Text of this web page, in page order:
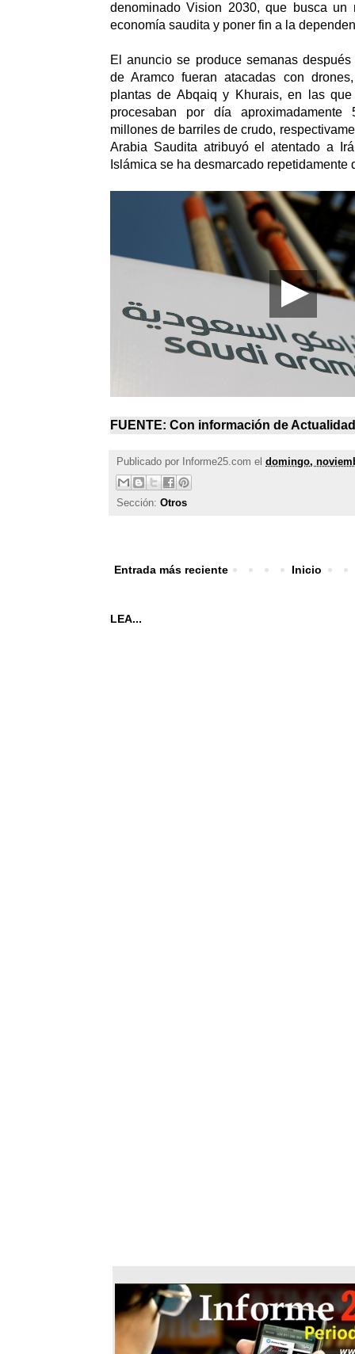
denominado Vision 2030, que busca un
economía saudita y poner fin a la
El anuncio se produce semanas
de Aramco fueran atacadas con
plantas de Abqaiq y Khurais, en las
procesaban por día
millones de barriles de crudo,
Arabia Saudita atribuyó el atentado a
Islámica se ha desmarcado repetidamente
FUENTE: Con información de
Publicado por Informe25.com el domingo,
Sección: Otros
Entrada más reciente Inicio
LEA...